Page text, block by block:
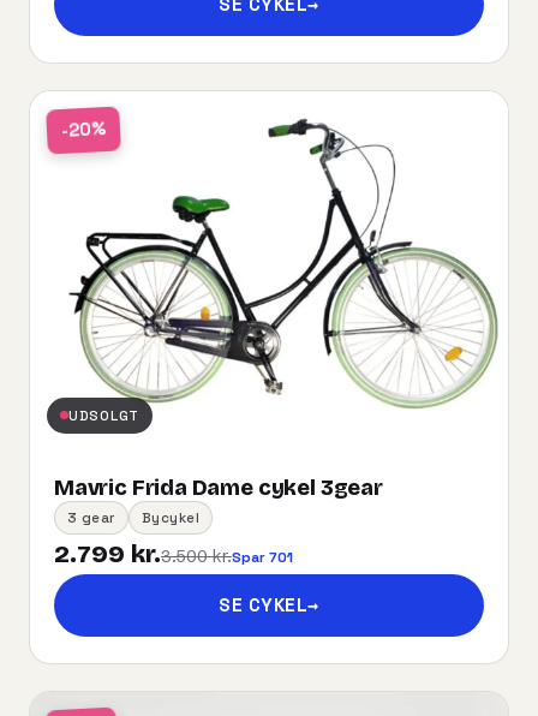
-20%
UDSOLGT
Mavric Frida Dame cykel 3gear
3 gear Bycykel
2.799 kr.3.500 kr.Spar 701
SE CYKEL→